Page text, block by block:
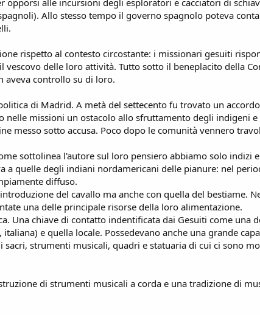
alle incursioni degli esploratori e cacciatori di
Allo stesso tempo il governo spagnolo poteva
rispetto al contesto circostante: i missionari gesuiti
delle loro attività. Tutto sotto il beneplacito della
aveva controllo su di loro.
di Madrid. A metà del settecento fu trovato un
missioni un ostacolo allo sfruttamento degli indigeni e
messo sotto accusa. Poco dopo le comunità vennero
sottolinea l'autore sul loro pensiero abbiamo solo indizi
quelle degli indiani nordamericani delle pianure: nel
diffuso.
del cavallo ma anche con quella del bestiame.
una delle principale risorse della loro alimentazione.
Una chiave di contatto indentificata dai Gesuiti come una
e quella locale. Possedevano anche una grande
strumenti musicali, quadri e statuaria di cui ci sono
di strumenti musicali a corda e una tradizione di